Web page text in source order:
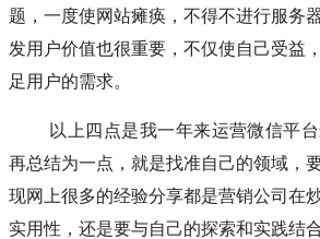
题，一度使网站瘫痪，不得不进行服务
发用户价值也很重要，不仅使自己受益
足用户的需求。
以上四点是我一年来运营微信平台
再总结为一点，就是找准自己的领域，
现网上很多的经验分享都是营销公司在
实用性，还是要与自己的探索和实践结